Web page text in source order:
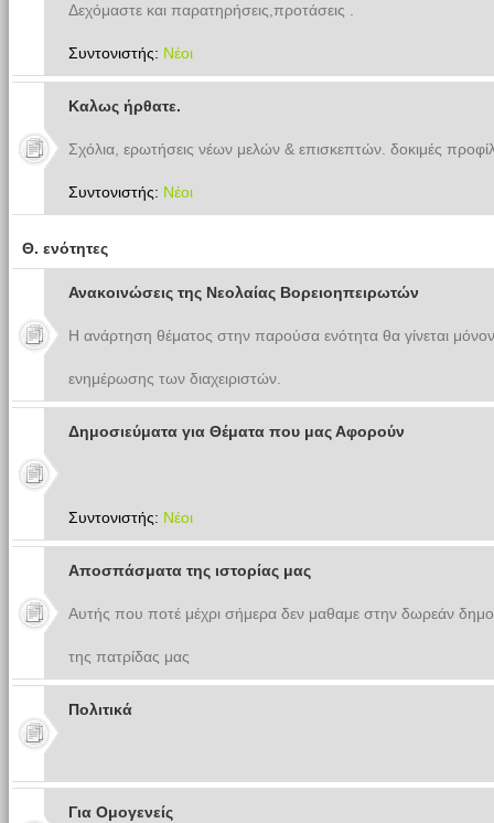
Δεχόμαστε και παρατηρήσεις,προτάσεις .
Συντονιστής: Νέοι
Καλως ήρθατε.
Σχόλια, ερωτήσεις νέων μελών & επισκεπτών. δοκιμές
Συντονιστής: Νέοι
Θ. ενότητες
Ανακοινώσεις της Νεολαίας Βορειοηπειρωτών
Η ανάρτηση θέματος στην παρούσα ενότητα θα γίνεται
ενημέρωσης των διαχειριστών.
Δημοσιεύματα για Θέματα που μας Αφορούν
Συντονιστής: Νέοι
Αποσπάσματα της ιστορίας μας
Αυτής που ποτέ μέχρι σήμερα δεν μαθαμε στην δωρεάν
της πατρίδας μας
Πολιτικά
Για Ομογενείς